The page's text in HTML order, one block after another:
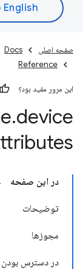
صفحه اصلی Docs
Reference
این مرور مفید بود؟
.device
در این صفحه
توضیحات
مجوزها
در دسترس بودن